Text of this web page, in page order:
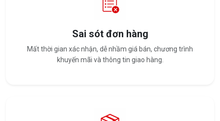
Sai sót đơn hàng
Mất thời gian xác nhận, dễ nhầm giá bán, chương trình
khuyến mãi và thông tin giao hàng.